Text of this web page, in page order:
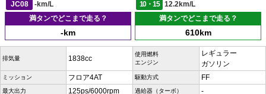
JC08
-km/L 10・15
12.2km/L
満タンでどこまで走る？
-km
満タンでどこまで走る？
610km
排気量 1838cc
使用燃料
エンジン
レギュラー
ガソリン
ミッション フロア4AT 駆動方式 FF
最大出力 125ps/6000rpm 過給器（ターボ） -